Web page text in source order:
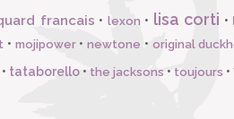
francais • lexon • lisa corti •
• mojipower•newtone • original
• tataborello • the jacksons • toujours •